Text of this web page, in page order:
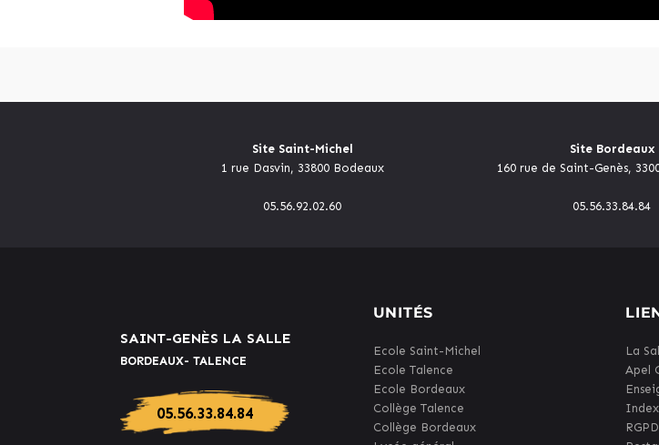
Site Saint-Michel
1 rue Dasvin, 33800 Bodeaux
05.56.92.02.60
Site Bordeaux
160 rue de Saint-Genès,
05.56.33.84.84
SAINT-GENÈS LA SALLE
BORDEAUX- TALENCE
05.56.33.84.84
UNITÉS
Ecole Saint-Michel
Ecole Talence
Ecole Bordeaux
Collège Talence
Collège Bordeaux
La
Apel